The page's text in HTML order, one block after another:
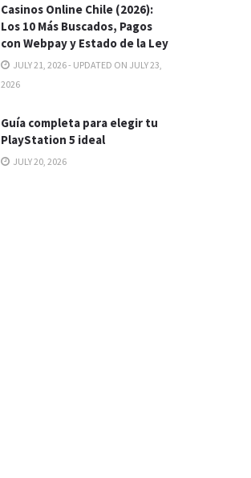
Casinos Online Chile (2026):
Los 10 Más Buscados, Pagos
con Webpay y Estado de la Ley
JULY 21, 2026 - UPDATED ON JULY 23,
2026
Guía completa para elegir tu
PlayStation 5 ideal
JULY 20, 2026